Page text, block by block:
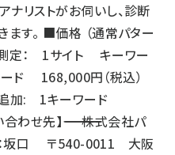
ナリストがお伺いし、診断
す。 ■価格 （通常パター
定： 1サイト キーワー
ド 168,000円（税込）
追加: 1キーワード
株式会社パ
：坂口 〒540-0011 大阪